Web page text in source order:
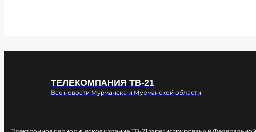
ТЕЛЕКОМПАНИЯ ТВ-21
Все новости Мурманска и Мурманской области